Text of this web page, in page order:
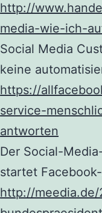
http://
media-wie-ich-
Social Media
keine
https://
service-
antworten
Der Social-
startet
http://